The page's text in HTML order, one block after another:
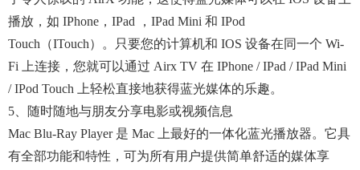
播放，如 IPhone，iPad ，iPad Mini 和 IPod
Touch（iTouch）。只要您的计算机和 IOS 设备在同一个 Wi-
Fi 上连接，您就可以通过 Airx TV 在 IPhone / IPad / IPad Mini
/ IPod Touch 上轻松直接地获得蓝光媒体的乐趣。
5、随时随地与朋友分享电影或视频信息
Mac Blu-Ray Player 是 Mac 上最好的一体化蓝光播放器。它具
有全部功能和特性，可为所有用户提供简单舒适的媒体享